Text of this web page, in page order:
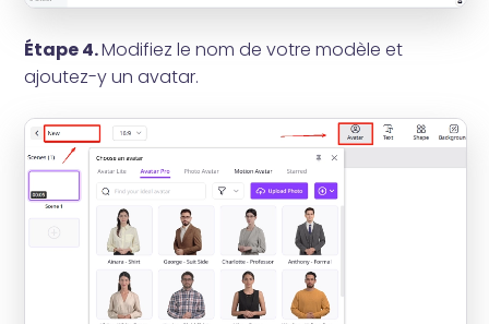
Étape 4.Modifiez le nom de votre modèle et
ajoutez-y un avatar.